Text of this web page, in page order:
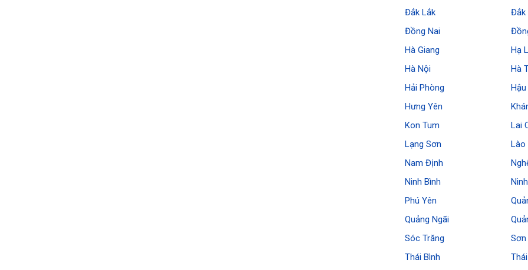
Đắk Lắk
Đắk
Đồng Nai
Hà Giang
Hạ
Hà Nội
Hà
Hải Phòng
Hưng Yên
Kon Tum
Lai
Lạng Sơn
Lào
Nam Định
Ninh Bình
Phú Yên
Quảng Ngãi
Sóc Trăng
Sơn
Thái Bình